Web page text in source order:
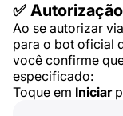
✅
Ao se autorizar
para o bot oficial
você confirme
especificado:
Toque em Iniciar